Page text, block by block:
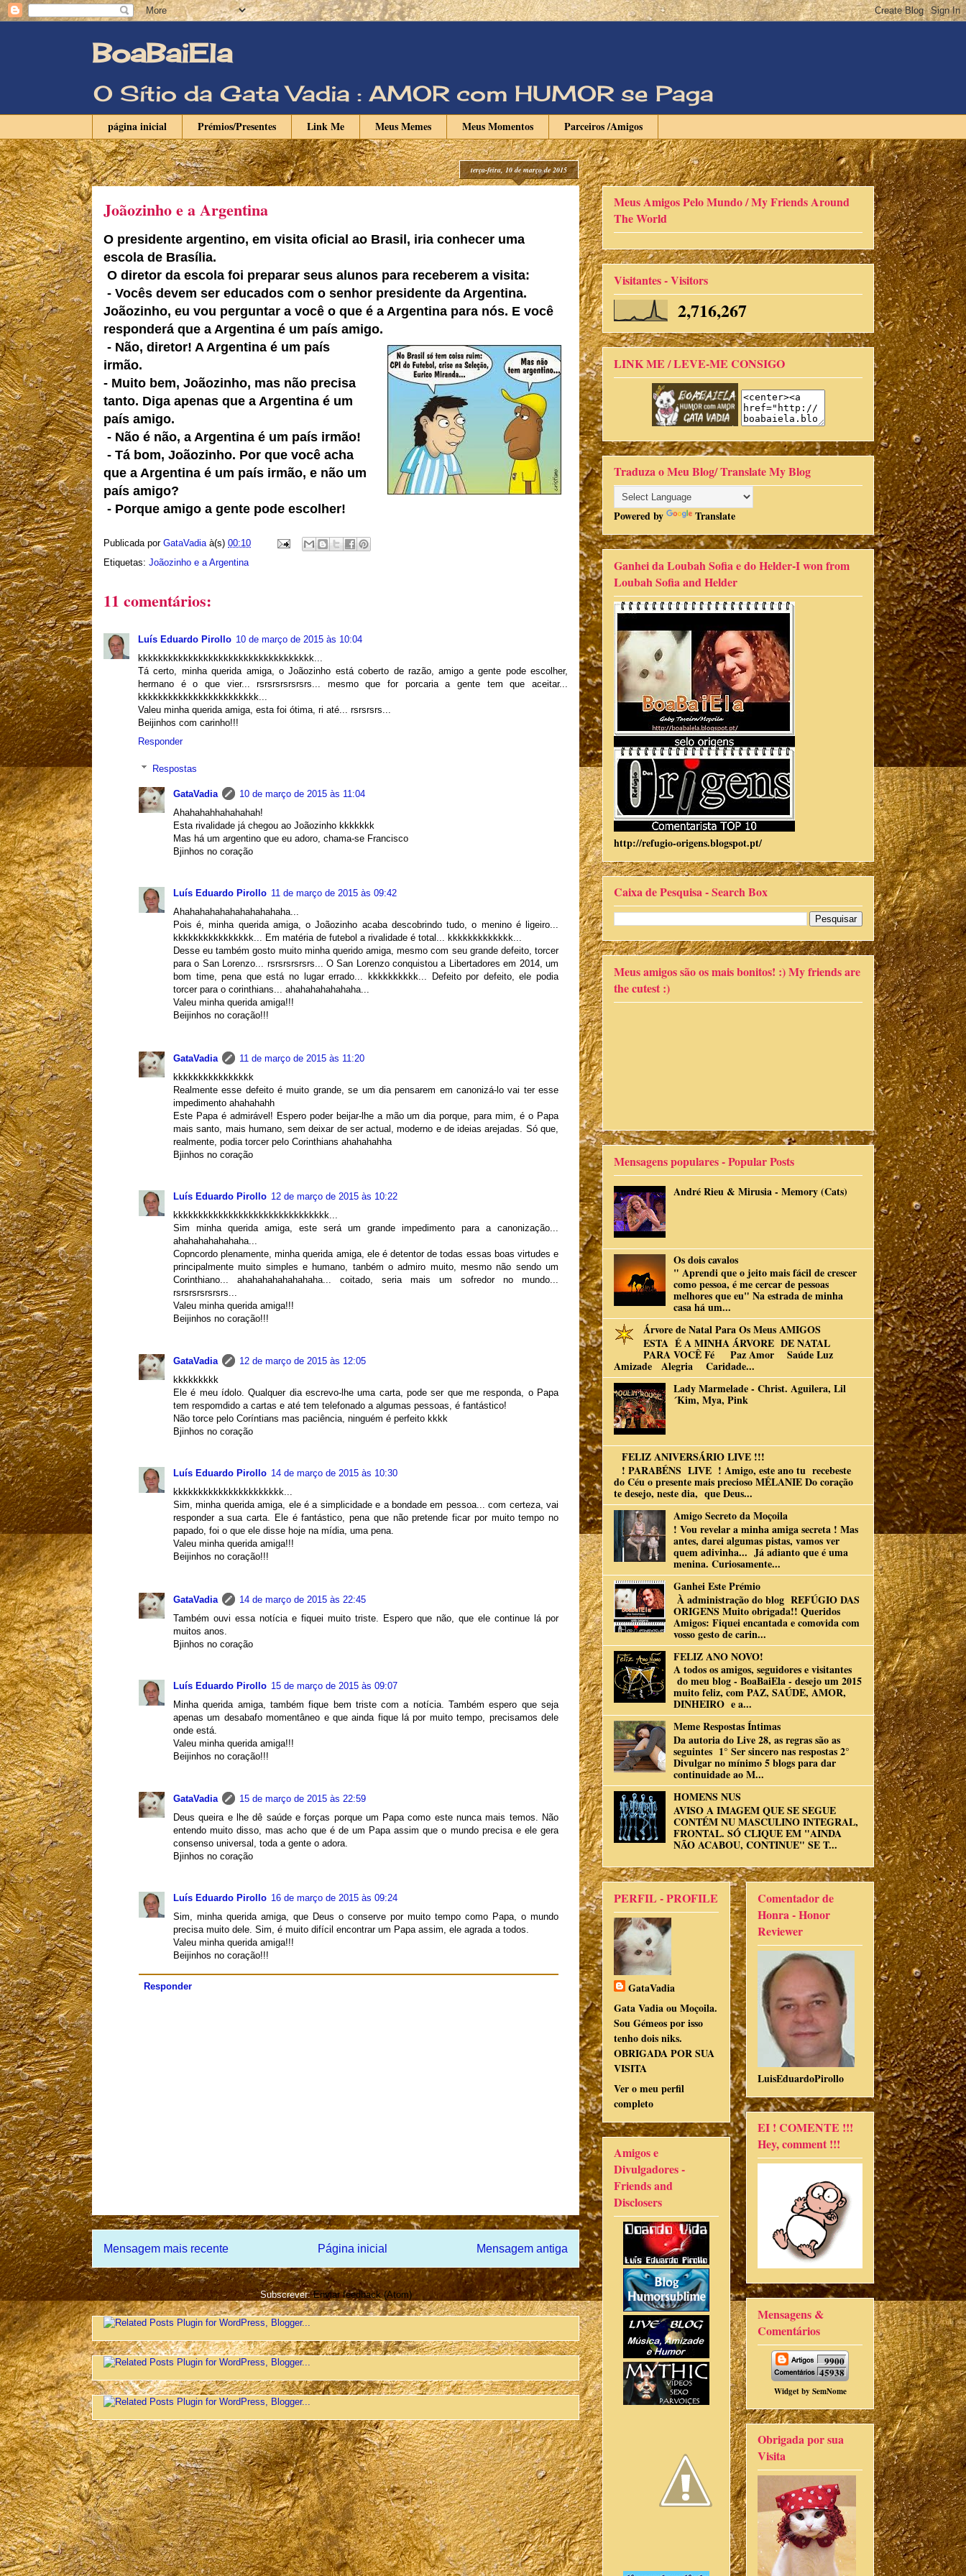
BoaBaiEla
O Sítio da Gata Vadia : AMOR com HUMOR se Paga
página inicial Prémios/Presentes Link Me Meus Memes Meus Momentos Parceiros /Amigos
terça-feira, 10 de março de 2015
Joãozinho e a Argentina
O presidente argentino, em visita oficial ao Brasil, iria conhecer uma
escola de Brasília.
O diretor da escola foi preparar seus alunos para receberem a visita:
- Vocês devem ser educados com o senhor presidente da Argentina.
Joãozinho, eu vou perguntar a você o que é a Argentina para nós. E você
responderá que a Argentina é um país amigo.
- Não, diretor! A Argentina é um país
irmão.
- Muito bem, Joãozinho, mas não precisa
tanto. Diga apenas que a Argentina é um
país amigo.
- Não é não, a Argentina é um país irmão!
- Tá bom, Joãozinho. Por que você acha
que a Argentina é um país irmão, e não um
país amigo?
- Porque amigo a gente pode escolher!
Publicada por GataVadia à(s) 00:10
Etiquetas: Joãozinho e a Argentina
11 comentários:
Luís Eduardo Pirollo 10 de março de 2015 às 10:04
kkkkkkkkkkkkkkkkkkkkkkkkkkkkkkkkkkk...
Tá certo, minha querida amiga, o Joãozinho está coberto de razão, amigo a gente pode escolher,
hermano é o que vier... rsrsrsrsrsrsrs... mesmo que for porcaria a gente tem que aceitar...
kkkkkkkkkkkkkkkkkkkkkkkk...
Valeu minha querida amiga, esta foi ótima, ri até... rsrsrsrs...
Beijinhos com carinho!!!
Responder
Respostas
GataVadia
10 de março de 2015 às 11:04
Ahahahahhahahahah!
Esta rivalidade já chegou ao Joãozinho kkkkkkk
Mas há um argentino que eu adoro, chama-se Francisco
Bjinhos no coração
Luís Eduardo Pirollo 11 de março de 2015 às 09:42
Ahahahahahahahahahahaha...
Pois é, minha querida amiga, o Joãozinho acaba descobrindo tudo, o menino é ligeiro...
kkkkkkkkkkkkkkkk... Em matéria de futebol a rivalidade é total... kkkkkkkkkkkkk...
Desse eu também gosto muito minha querido amiga, mesmo com seu grande defeito, torcer
para o San Lorenzo... rsrsrsrsrsrs... O San Lorenzo conquistou a Libertadores em 2014, um
bom time, pena que está no lugar errado... kkkkkkkkkk... Defeito por defeito, ele podia
torcer para o corinthians... ahahahahahahaha...
Valeu minha querida amiga!!!
Beijinhos no coração!!!
GataVadia
11 de março de 2015 às 11:20
kkkkkkkkkkkkkkkk
Realmente esse defeito é muito grande, se um dia pensarem em canonizá-lo vai ter esse
impedimento ahahahahh
Este Papa é admirável! Espero poder beijar-lhe a mão um dia porque, para mim, é o Papa
mais santo, mais humano, sem deixar de ser actual, moderno e de ideias arejadas. Só que,
realmente, podia torcer pelo Corinthians ahahahahha
Bjinhos no coração
Luís Eduardo Pirollo 12 de março de 2015 às 10:22
kkkkkkkkkkkkkkkkkkkkkkkkkkkkkkk...
Sim minha querida amiga, este será um grande impedimento para a canonização...
ahahahahahahaha...
Copncordo plenamente, minha querida amiga, ele é detentor de todas essas boas virtudes e
principalmente muito simples e humano, tanbém o admiro muito, mesmo não sendo um
Corinthiano... ahahahahahahahaha... coitado, seria mais um sofredor no mundo...
rsrsrsrsrsrsrs...
Valeu minha querida amiga!!!
Beijinhos no coração!!!
GataVadia
12 de março de 2015 às 12:05
kkkkkkkkk
Ele é meu ídolo. Qualquer dia escrevo-lhe uma carta, pode ser que me responda, o Papa
tem respomdido a cartas e até tem telefonado a algumas pessoas, é fantástico!
Não torce pelo Coríntians mas paciência, ninguém é perfeito kkkk
Bjinhos no coração
Luís Eduardo Pirollo 14 de março de 2015 às 10:30
kkkkkkkkkkkkkkkkkkkkkk...
Sim, minha querida amiga, ele é a simplicidade e a bondade em pessoa... com certeza, vai
responder a sua carta. Ele é fantástico, pena que não pretende ficar por muito tempo no
papado, foi o que ele disse hoje na mídia, uma pena.
Valeu minha querida amiga!!!
Beijinhos no coração!!!
GataVadia
14 de março de 2015 às 22:45
Também ouvi essa notícia e fiquei muito triste. Espero que não, que ele continue lá por
muitos anos.
Bjinhos no coração
Luís Eduardo Pirollo 15 de março de 2015 às 09:07
Minha querida amiga, também fique bem triste com a notícia. Também espero que seja
apenas um desabafo momentâneo e que ainda fique lá por muito tempo, precisamos dele
onde está.
Valeu minha querida amiga!!!
Beijinhos no coração!!!
GataVadia
15 de março de 2015 às 22:59
Deus queira e lhe dê saúde e forças porque um Papa como este nunca mais temos. Não
entendo muito disso, mas acho que é de um Papa assim que o mundo precisa e ele gera
consenso universal, toda a gente o adora.
Bjinhos no coração
Luís Eduardo Pirollo 16 de março de 2015 às 09:24
Sim, minha querida amiga, que Deus o conserve por muito tempo como Papa, o mundo
precisa muito dele. Sim, é muito difícil encontrar um Papa assim, ele agrada a todos.
Valeu minha querida amiga!!!
Beijinhos no coração!!!
Responder
Mensagem mais recente Mensagem antiga
Página inicial
Subscrever:Enviar feedback (Atom)
Meus Amigos Pelo Mundo / My Friends Around
The World
Visitantes - Visitors
2,716,267
LINK ME / LEVE-ME CONSIGO
Traduza o Meu Blog/ Translate My Blog
Powered by Translate
Ganhei da Loubah Sofia e do Helder-I won from
Loubah Sofia and Helder
http://refugio-origens.blogspot.pt/
Caixa de Pesquisa - Search Box
Meus amigos são os mais bonitos! :) My friends are
the cutest :)
Mensagens populares - Popular Posts
André Rieu & Mirusia - Memory (Cats)
Os dois cavalos
" Aprendi que o jeito mais fácil de crescer
como pessoa, é me cercar de pessoas
melhores que eu" Na estrada de minha
casa há um...
Árvore de Natal Para Os Meus AMIGOS
ESTA É A MINHA ÁRVORE DE NATAL
PARA VOCÊ Fé Paz Amor Saúde Luz
Amizade Alegria Caridade...
Lady Marmelade - Christ. Aguilera, Lil
´Kim, Mya, Pink
FELIZ ANIVERSÁRIO LIVE !!!
! PARABÉNS LIVE ! Amigo, este ano tu recebeste
do Céu o presente mais precioso MÉLANIE Do coração
te desejo, neste dia, que Deus...
Amigo Secreto da Moçoila
! Vou revelar a minha amiga secreta ! Mas
antes, darei algumas pistas, vamos ver
quem adivinha... Já adianto que é uma
menina. Curiosamente...
Ganhei Este Prémio
À administração do blog REFÚGIO DAS
ORIGENS Muito obrigada!! Queridos
Amigos: Fiquei encantada e comovida com
vosso gesto de carin...
FELIZ ANO NOVO!
A todos os amigos, seguidores e visitantes
do meu blog - BoaBaiEla - desejo um 2015
muito feliz, com PAZ, SAÚDE, AMOR,
DINHEIRO e a...
Meme Respostas Íntimas
Da autoria do Live 28, as regras são as
seguintes 1° Ser sincero nas respostas 2°
Divulgar no mínimo 5 blogs para dar
continuidade ao M...
HOMENS NUS
AVISO A IMAGEM QUE SE SEGUE
CONTÉM NU MASCULINO INTEGRAL,
FRONTAL. SÓ CLIQUE EM "AINDA
NÃO ACABOU, CONTINUE" SE T...
PERFIL - PROFILE
GataVadia
Gata Vadia ou Moçoila.
Sou Gémeos por isso
tenho dois niks.
OBRIGADA POR SUA
VISITA
Ver o meu perfil
completo
Amigos e
Divulgadores -
Friends and
Disclosers
Comentador de
Honra - Honor
Reviewer
LuisEduardoPirollo
EI ! COMENTE !!!
Hey, comment !!!
Mensagens &
Comentários
9900
45938
Widget by SemNome
Obrigada por sua
Visita